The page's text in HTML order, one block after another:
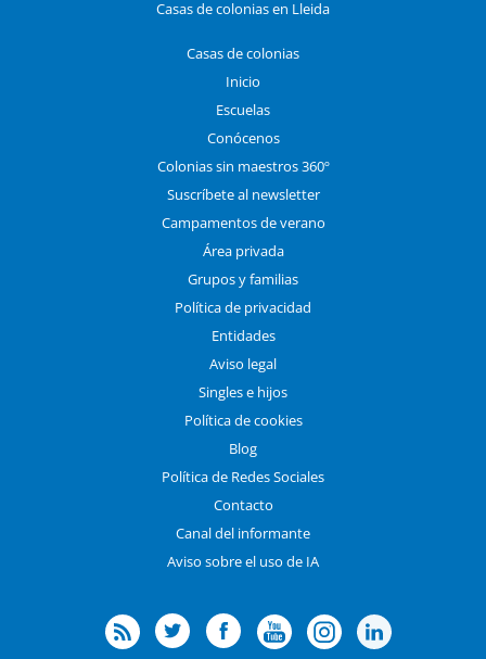
Casas de colonias en Lleida
Casas de colonias
Inicio
Escuelas
Conócenos
Colonias sin maestros 360º
Suscríbete al newsletter
Campamentos de verano
Área privada
Grupos y familias
Política de privacidad
Entidades
Aviso legal
Singles e hijos
Política de cookies
Blog
Política de Redes Sociales
Contacto
Canal del informante
Aviso sobre el uso de IA